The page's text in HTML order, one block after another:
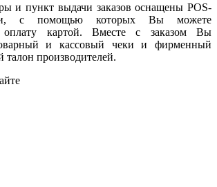
и пункт выдачи заказов оснащены POS-
с помощью которых Вы можете
оплату картой. Вместе с заказом Вы
и кассовый чеки и фирменный
талон производителей.